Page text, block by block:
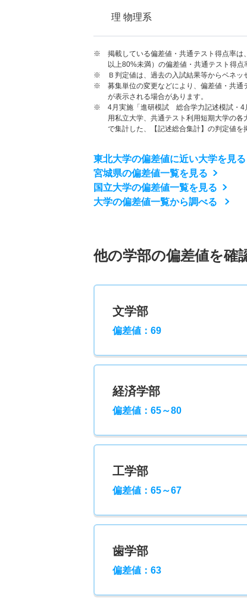
理 物理系
※ 掲載している偏差値・共通テスト得点率は
以上80%未満）の偏差値・共通テスト得点
※ Ｂ判定値は、過去の入試結果等からベネッ
※ 募集単位の変更などにより、偏差値・共通
が表示される場合があります。
※ 4月実施「進研模試 総合学力記述模試・4
用私立大学、共通テスト利用短期大学の
で集計した、【記述総合集計】の判定値を
東北大学の偏差値に近い大学を見る
宮城県の偏差値一覧を見る
国立大学の偏差値一覧を見る
大学の偏差値一覧から調べる
他の学部の偏差値を確
文学部
偏差値：69
経済学部
偏差値：65～80
工学部
偏差値：65～67
歯学部
偏差値：63